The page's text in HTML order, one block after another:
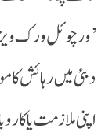
’ورچوئل ورک
دبئی میں رہائش
اپنی ملازمت یا